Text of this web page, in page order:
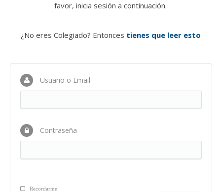
favor, inicia sesión a continuación.
¿No eres Colegiado? Entonces tienes que leer esto
Usuario o Email
Contraseña
Recordarme